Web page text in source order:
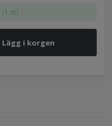
(1 st)
Lägg i korgen